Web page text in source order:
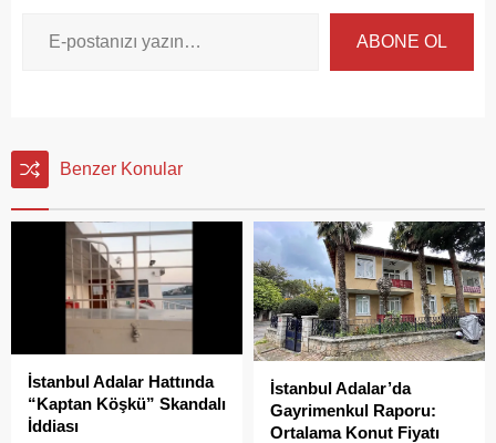
ABONE OL
Benzer Konular
İstanbul Adalar Hattında
“Kaptan Köşkü” Skandalı
İddiası
İstanbul Adalar’da
Gayrimenkul Raporu:
Ortalama Konut Fiyatı